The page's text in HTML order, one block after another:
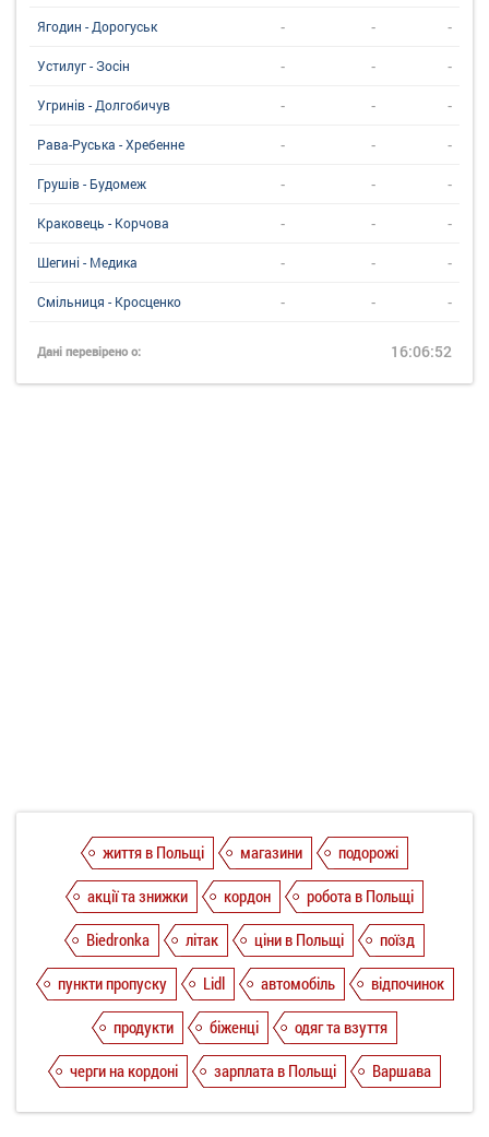
Ягодин - Дорогуськ - - -
Устилуг - Зосін - - -
Угринiв - Долгобичув - - -
Рава-Руська - Хребенне - - -
Грушів - Будомеж - - -
Краковець - Корчова - - -
Шегині - Медика - - -
Смільниця - Кросценко - - -
Дані перевірено о: 16:06:52
життя в Польщі магазини
подорожі
акції та знижки
кордон
робота в Польщі
Biedronka
літак ціни в Польщі
поїзд
пункти пропуску
Lidl автомобіль
відпочинок
продукти
біженці
одяг та взуття
черги на кордоні
зарплата в Польщі Варшава